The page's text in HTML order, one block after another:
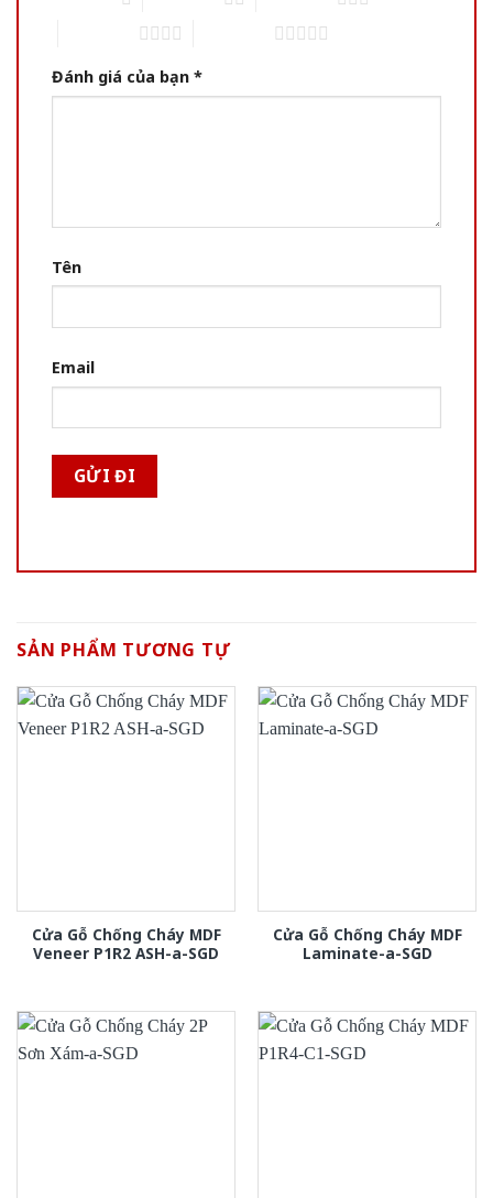
Đánh giá của bạn *
Tên
Email
SẢN PHẨM TƯƠNG TỰ
Cửa Gỗ Chống Cháy MDF
Veneer P1R2 ASH-a-SGD
Cửa Gỗ Chống Cháy MDF
Laminate-a-SGD